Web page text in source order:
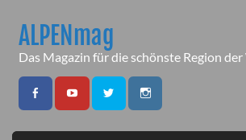
contentALPENmag
Das Magazin für die schönste Region